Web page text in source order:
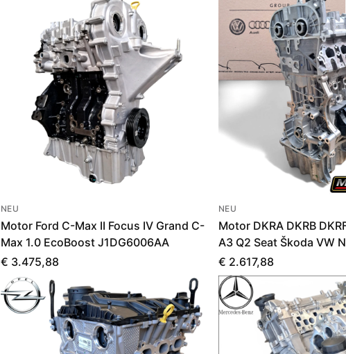
NEU
Motor Ford C-Max II Focus IV Grand C-
Max 1.0 EcoBoost J1DG6006AA
€ 3.475,88
NEU
Motor DKRA DKRB
A3 Q2 Seat Škoda VW
€ 2.617,88